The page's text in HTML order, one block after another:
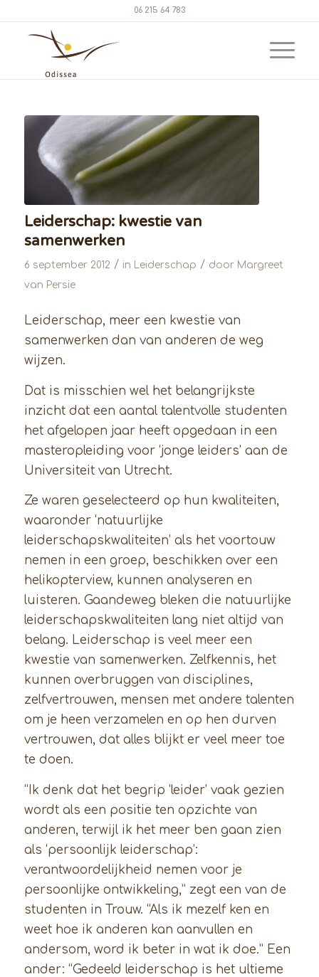
06 215 64 783
Leiderschap: kwestie van
samenwerken
6 september 2012 / in Leiderschap / door Margreet
van Persie
Leiderschap, meer een kwestie van
samenwerken dan van anderen de weg
wijzen.
Dat is misschien wel het belangrijkste
inzicht dat een aantal talentvolle studenten
het afgelopen jaar heeft opgedaan in een
masteropleiding voor ‘jonge leiders’ aan de
Universiteit van Utrecht.
Ze waren geselecteerd op hun kwaliteiten,
waaronder ‘natuurlijke
leiderschapskwaliteiten’ als het voortouw
nemen in een groep, beschikken over een
helikopterview, kunnen analyseren en
luisteren. Gaandeweg bleken die natuurlijke
leiderschapskwaliteiten lang niet altijd van
belang. Leiderschap is veel meer een
kwestie van samenwerken. Zelfkennis, het
kunnen overbruggen van disciplines,
zelfvertrouwen, mensen met andere talenten
om je heen verzamelen en op hen durven
vertrouwen, dat alles blijkt er veel meer toe
te doen.
“Ik denk dat het begrip ‘leider’ vaak gezien
wordt als een positie ten opzichte van
anderen, terwijl ik het meer ben gaan zien
als ‘persoonlijk leiderschap’:
verantwoordelijkheid nemen voor je
persoonlijke ontwikkeling,” zegt een van de
studenten in Trouw. “Als ik mezelf ken en
weet hoe ik anderen kan aanvullen en
andersom, word ik beter in wat ik doe.” Een
ander: “Gedeeld leiderschap is het ultieme